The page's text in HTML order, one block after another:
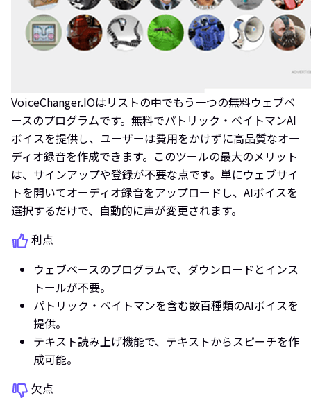
VoiceChanger.IOはリストの中でもう一つの無料ウェブベ
ースのプログラムです。無料でパトリック・ベイトマンAI
ボイスを提供し、ユーザーは費用をかけずに高品質なオー
ディオ録音を作成できます。このツールの最大のメリット
は、サインアップや登録が不要な点です。単にウェブサイ
トを開いてオーディオ録音をアップロードし、AIボイスを
選択するだけで、自動的に声が変更されます。
利点
ウェブベースのプログラムで、ダウンロードとインス
トールが不要。
パトリック・ベイトマンを含む数百種類のAIボイスを
提供。
テキスト読み上げ機能で、テキストからスピーチを作
成可能。
欠点